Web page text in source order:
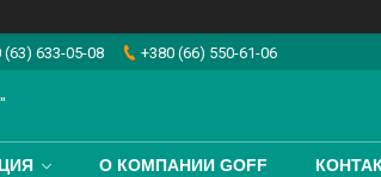
(63) 633-05-08 +380 (66) 550-61-06
О КОМПАНИИ GOFF